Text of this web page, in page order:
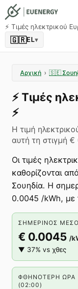
⚡️ Τιμές ηλεκτρικού
🇬🇷EL▾
Αρχική › 🇸🇪
⚡️Τιμές
⚡️
Η τιμή
αυτή τη στιγμή
Οι τιμές
καθορίζονται
Σουηδία. Η
0.0045 /kWh, με
ΣΗΜΕΡΙΝΌΣ
€ 0.0045 /
▼ 37% vs χθες
ΦΘΗΝΌΤΕΡΗ ΏΡΑ
(02:00)